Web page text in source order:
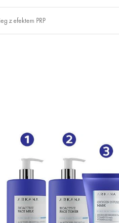
z efektem PRP